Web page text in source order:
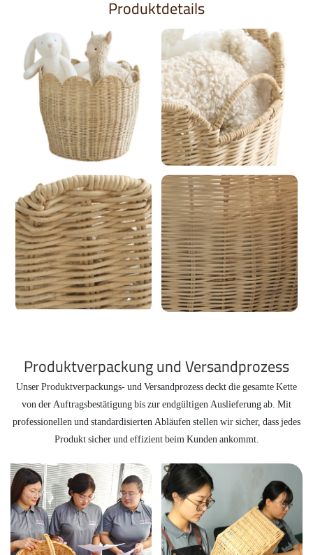
Produktdetails
Produktverpackung und Versandprozess
Unser Produktverpackungs- und Versandprozess deckt die gesamte Kette
von der Auftragsbestätigung bis zur endgültigen Auslieferung ab. Mit
professionellen und standardisierten Abläufen stellen wir sicher, dass jedes
Produkt sicher und effizient beim Kunden ankommt.